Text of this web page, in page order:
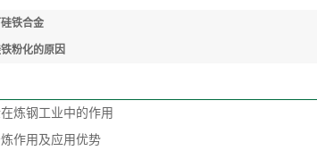
铁合金
粉化的原因
炼钢工业中的作用
作用及应用优势